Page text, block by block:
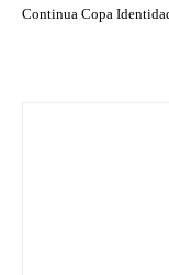
Continua Copa